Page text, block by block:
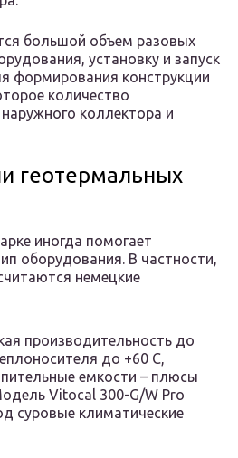
большой объем разовых
установку и запуск
формирования конструкции
количество
коллектора и
геотермальных
иногда помогает
оборудования. В частности,
немецкие
производительность до
до +60 С,
емкости – плюсы
Vitocal 300-G/W Pro
суровые климатические